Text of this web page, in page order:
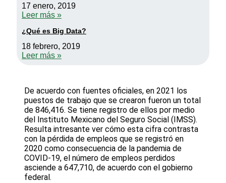
17 enero, 2019
Leer más »
¿Qué es Big Data?
18 febrero, 2019
Leer más »
De acuerdo con fuentes oficiales, en 2021 los
puestos de trabajo que se crearon fueron un total
de 846,416. Se tiene registro de ellos por medio
del Instituto Mexicano del Seguro Social (IMSS).
Resulta intresante ver cómo esta cifra contrasta
con la pérdida de empleos que se registró en
2020 como consecuencia de la pandemia de
COVID-19, el número de empleos perdidos
asciende a 647,710, de acuerdo con el gobierno
federal.